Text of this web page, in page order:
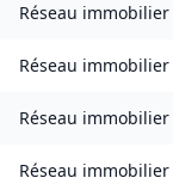
Réseau immobilier
Réseau immobilier
Réseau immobilier
Réseau immobilier